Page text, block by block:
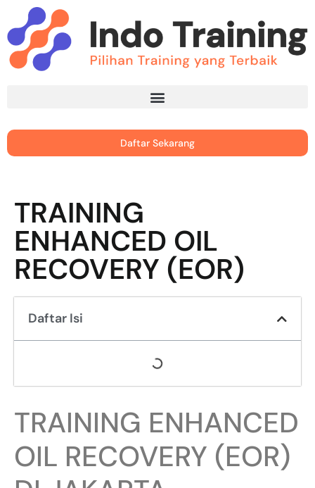
Daftar Sekarang
TRAINING
ENHANCED OIL
RECOVERY (EOR)
Daftar Isi
TRAINING ENHANCED
OIL RECOVERY (EOR)